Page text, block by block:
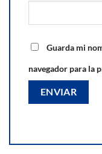
Guarda mi
navegador para la